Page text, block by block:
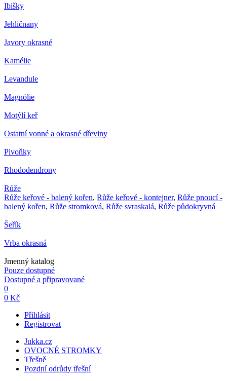
Ibišky
Jehličnany
Javory okrasné
Kamélie
Levandule
Magnólie
Motýlí keř
Ostatní vonné a okrasné dřeviny
Pivoňky
Rhododendrony
Růže
Růže keřové - balený kořen, Růže keřové - kontejner, Růže pnoucí -
balený kořen, Růže stromková, Růže svraskalá, Růže půdokryvná
Šeřík
Vrba okrasná
Jmenný katalog
Pouze dostupné
Dostupné a připravované
0
0 Kč
Přihlásit
Registrovat
Jukka.cz
OVOCNÉ STROMKY
Třešně
Pozdní odrůdy třešní